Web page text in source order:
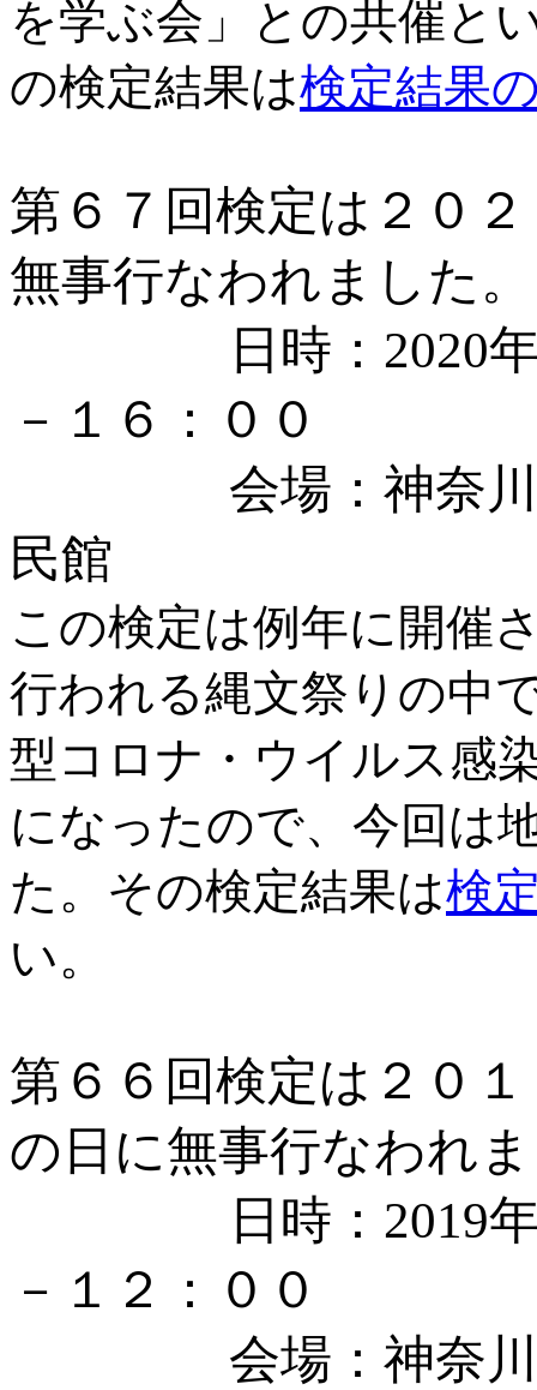
を学ぶ会」との共催と
の検定結果は検定結果
第６７回検定は２０
無事行なわれました。
日時：2020年11
－１６：００
会場：神奈川県
民館
この検定は例年に開催
行われる縄文祭りの中
型コロナ・ウイルス感
になったので、今回は
た。その検定結果は検
い。
第６６回検定は２０
の日に無事行なわれ
日時：2019年11
－１２：００
会場：神奈川県